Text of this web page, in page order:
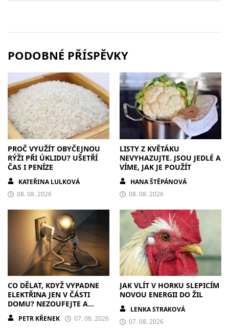
PODOBNÉ PŘÍSPĚVKY
PROČ VYUŽÍT OBYČEJNOU
RÝŽI PŘI ÚKLIDU? UŠETŘÍ
ČAS I PENÍZE
KATEŘINA LULKOVÁ
08. 08. 2026
LISTY Z KVĚTÁKU
NEVYHAZUJTE. JSOU JEDLÉ A
VÍME, JAK JE POUŽÍT
HANA ŠTĚPÁNOVÁ
08. 08. 2026
CO DĚLAT, KDYŽ VYPADNE
ELEKTŘINA JEN V ČÁSTI
DOMU? NEZOUFEJTE A
POSTUPUJTE S CHLADNOU
HLAVOU
PETR KŘENEK 07. 08. 2026
JAK VLÍT V HORKU SLEPICÍM
NOVOU ENERGII DO ŽIL
LENKA STRAKOVÁ
07. 08. 2026